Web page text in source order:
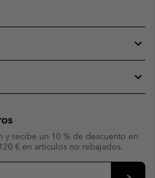
y recibe un 10 % de descuento en
€ en artículos no rebajados.